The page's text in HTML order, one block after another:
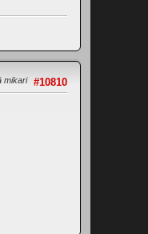
#10810
mikari